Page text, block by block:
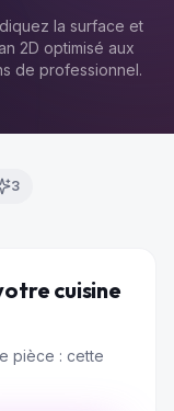
la surface et
2D optimisé aux
de professionnel.
3
cuisine
pièce : cette